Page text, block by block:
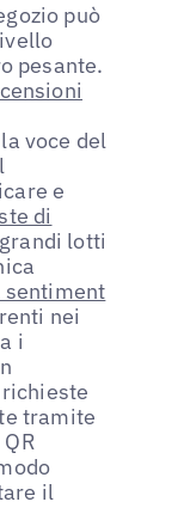
può
pesante.
voce del
e
di
lotti
sentiment
nei
i
tramite
il